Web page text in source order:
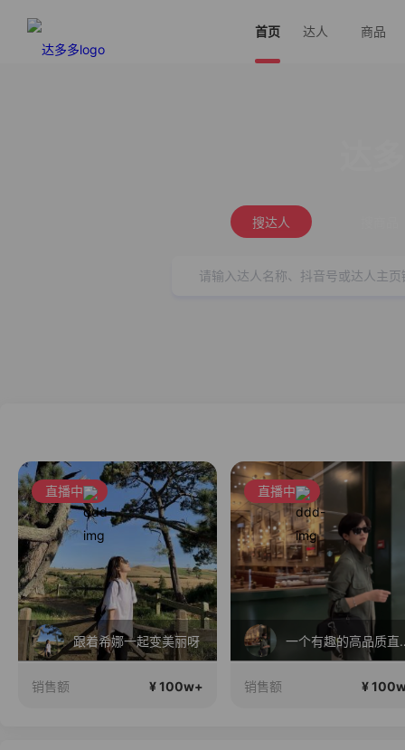
首页 达人 商品
搜达人
直播中
跟着希娜一起变美丽呀
销售额 ¥ 100w+
直播中
一个有
销售额 ¥